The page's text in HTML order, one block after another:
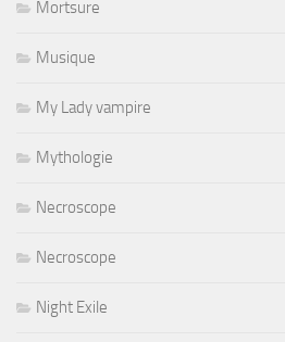
Mortsure
Musique
My Lady vampire
Mythologie
Necroscope
Necroscope
Night Exile